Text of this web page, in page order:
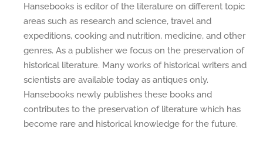
Hansebooks is editor of the literature on different topic
areas such as research and science, travel and
expeditions, cooking and nutrition, medicine, and other
genres. As a publisher we focus on the preservation of
historical literature. Many works of historical writers and
scientists are available today as antiques only.
Hansebooks newly publishes these books and
contributes to the preservation of literature which has
become rare and historical knowledge for the future.